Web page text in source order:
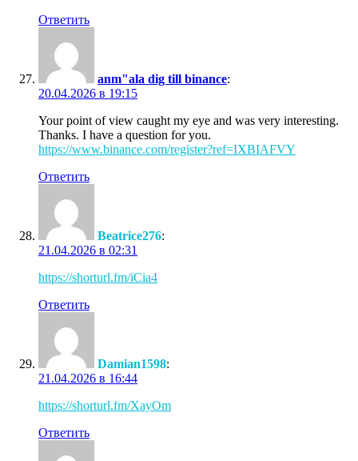
Ответить
anm"ala dig till binance:
20.04.2026 в 19:15
Your point of view caught my eye and was very interesting.
Thanks. I have a question for you.
https://www.binance.com/register?ref=IXBIAFVY
Ответить
Beatrice276:
21.04.2026 в 02:31
https://shorturl.fm/iCia4
Ответить
Damian1598:
21.04.2026 в 16:44
https://shorturl.fm/XayOm
Ответить